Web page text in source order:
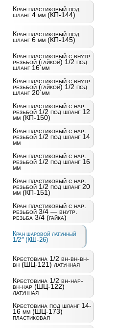
Кран пластиковый под
шланг 4 мм (КП-144)
Кран пластиковый под
шланг 6 мм (КП-145)
Кран пластиковый с внутр.
резьбой (гайкой) 1/2 под
шланг 16 мм
Кран пластиковый с внутр.
резьбой (гайкой) 1/2 под
шланг 20 мм
Кран пластиковый с нар.
резьбой 1/2 под шланг 12
мм (КП-150)
Кран пластиковый с нар.
резьбой 1/2 под шланг 14
мм
Кран пластиковый с нар.
резьбой 1/2 под шланг 16
мм
Кран пластиковый с нар.
резьбой 1/2 под шланг 20
мм (КП-151)
Кран пластиковый с нар.
резьбой 3/4 — внутр.
резьба 3/4 (гайка)
Кран шаровой латунный
1/2″ (КШ-26)
Крестовина 1/2 вн-вн-вн-
вн (ШЦ-121) латунная
Крестовина 1/2 вн-нар-
вн-нар (ШЦ-122)
латунная
Крестовина под шланг 14-
16 мм (ШЦ-173)
пластиковая